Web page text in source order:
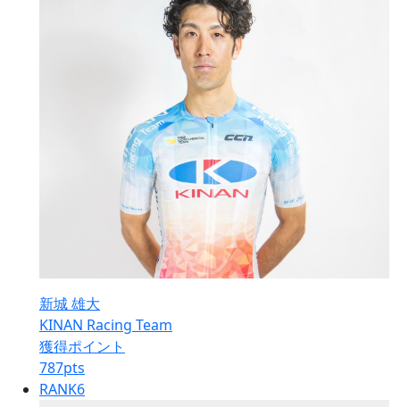
新城 雄大
KINAN Racing Team
獲得ポイント
787pts
RANK6